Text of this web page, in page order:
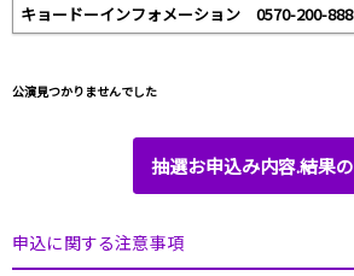
キョードーインフォメーション 0570-200-
公演見つかりませんでした
抽選お申込み内容.結果
申込に関する注意事項